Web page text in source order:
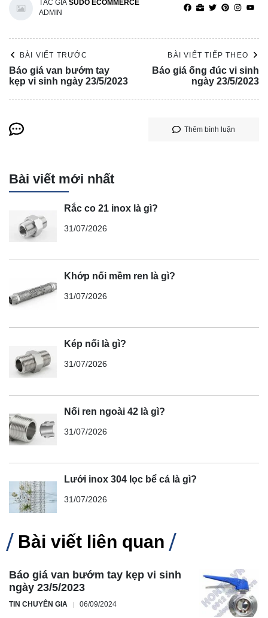
TÁC GIẢ SUDO ECOMMERCE
ADMIN
BÀI VIẾT TRƯỚC
Báo giá van bướm tay
kẹp vi sinh ngày 23/5/2023
BÀI VIẾT TIẾP THEO
Báo giá ống đúc vi sinh
ngày 23/5/2023
Thêm bình luận
Bài viết mới nhất
Rắc co 21 inox là gì?
31/07/2026
Khớp nối mềm ren là gì?
31/07/2026
Kép nối là gì?
31/07/2026
Nối ren ngoài 42 là gì?
31/07/2026
Lưới inox 304 lọc bể cá là gì?
31/07/2026
Bài viết liên quan
Báo giá van bướm tay kẹp vi sinh
ngày 23/5/2023
TIN CHUYÊN GIA 06/09/2024